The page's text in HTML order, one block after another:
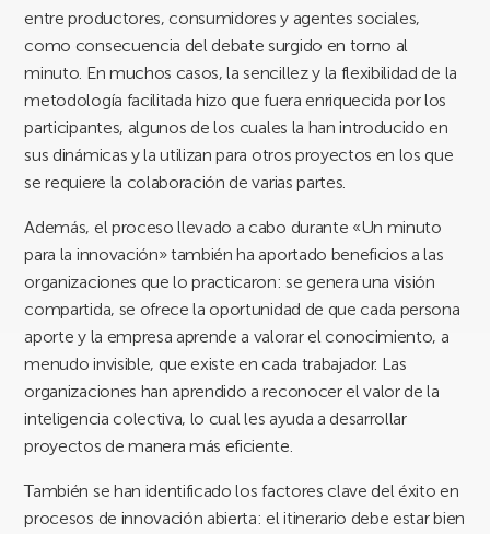
entre productores, consumidores y agentes sociales,
como consecuencia del debate surgido en torno al
minuto. En muchos casos, la sencillez y la flexibilidad de la
metodología facilitada hizo que fuera enriquecida por los
participantes, algunos de los cuales la han introducido en
sus dinámicas y la utilizan para otros proyectos en los que
se requiere la colaboración de varias partes.
Además, el proceso llevado a cabo durante «Un minuto
para la innovación» también ha aportado beneficios a las
organizaciones que lo practicaron: se genera una visión
compartida, se ofrece la oportunidad de que cada persona
aporte y la empresa aprende a valorar el conocimiento, a
menudo invisible, que existe en cada trabajador. Las
organizaciones han aprendido a reconocer el valor de la
inteligencia colectiva, lo cual les ayuda a desarrollar
proyectos de manera más eficiente.
También se han identificado los factores clave del éxito en
procesos de innovación abierta: el itinerario debe estar bien